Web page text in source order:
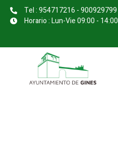
Tel : 954717216 - 900929799
Horario : Lun-Vie 09:00 - 14:00